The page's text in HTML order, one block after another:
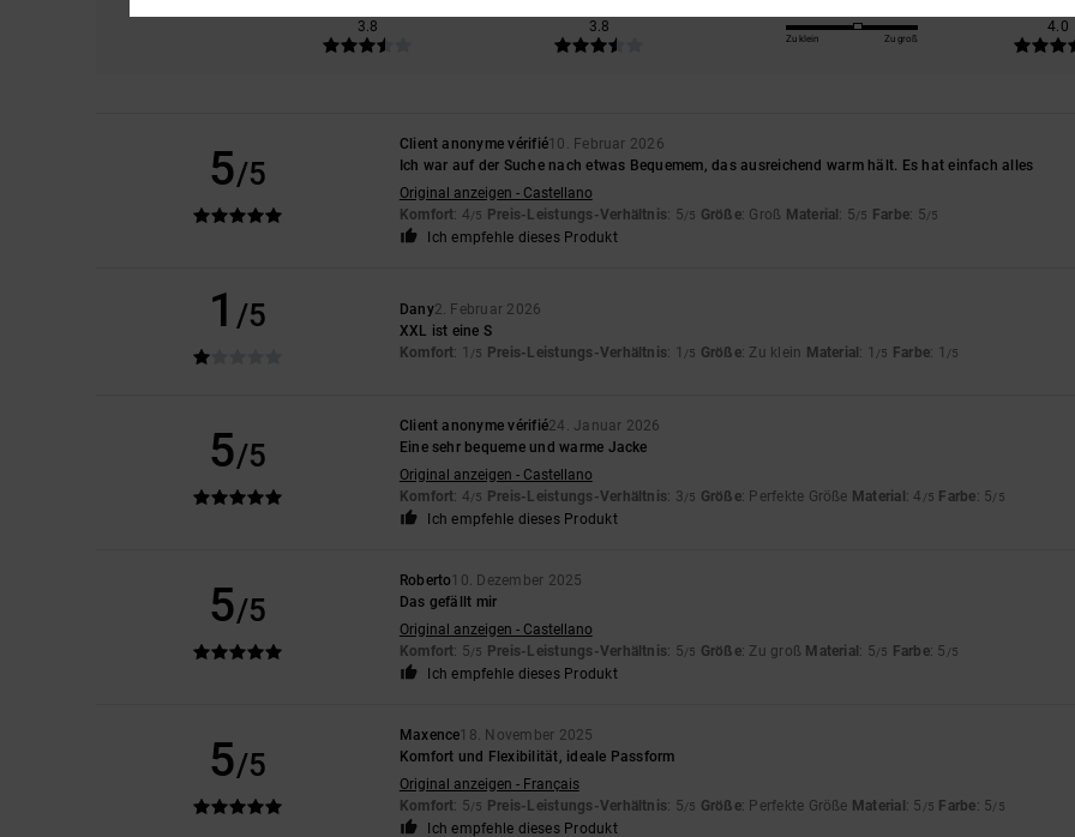
3.8
3.8
Zu klein Zu groß
4.0
5/5
Client anonyme vérifié10. Februar 2026
Ich war auf der Suche nach etwas Bequemem, das ausreichend warm hält. Es hat einfach alles
Original anzeigen - Castellano
Komfort: 4/5 Preis-Leistungs-Verhältnis: 5/5 Größe: Groß Material : 5/5 Farbe: 5/5
Ich empfehle dieses Produkt
1 /5 Dany2. Februar 2026
XXL ist eine S
Komfort: 1 /5 Preis-Leistungs-Verhältnis: 1 /5 Größe: Zu klein Material : 1 /5 Farbe: 1 /5
5/5
Client anonyme vérifié24. Januar 2026
Eine sehr bequeme und warme Jacke
Original anzeigen - Castellano
Komfort: 4/5 Preis-Leistungs-Verhältnis: 3/5 Größe: Perfekte Größe Material : 4 /5 Farbe: 5/5
Ich empfehle dieses Produkt
5/5
Roberto10. Dezember 2025
Das gefällt mir
Original anzeigen - Castellano
Komfort: 5/5 Preis-Leistungs-Verhältnis: 5/5 Größe: Zu groß Material : 5/5 Farbe: 5 /5
Ich empfehle dieses Produkt
5/5
Maxence18. November 2025
Komfort und Flexibilität, ideale Passform
Original anzeigen - Français
Komfort: 5/5 Preis-Leistungs-Verhältnis: 5/5 Größe: Perfekte Größe Material : 5 /5 Farbe: 5/5
Ich empfehle dieses Produkt